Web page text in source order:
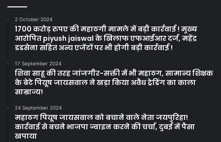
2 October 2024
1700 करोड़ रुपए की महाठगी मामले में बड़ी कार्रवाई ! मुख्य
आरोपित piyush jaiswal के खिलाफ एफआईआर दर्ज, महेंद्र
डडसेना सहित अन्य एजेंटों पर भी होगी बड़ी कार्रवाई !
17 September 2024
शिवा साहू की तरह जांजगीर-सक्ती में भी महाठग, सामान्य शिक्षक
के बेटे पियूष जायसवाल ने खड़ा किया अवैध ट्रेडिंग का काला
साम्राज्य!
24 September 2024
महाठग पियूष जायसवाल को बचाने वाले नेता जयपुरिहा!
कार्रवाई से बचने भाजपा ज्वाइन करने की चर्चा, दुबई में पैसा
खपाया